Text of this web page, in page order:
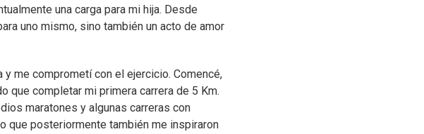
una carga para mi hija. Desde
uno mismo, sino también un acto de amor
me comprometí con el ejercicio. Comencé,
que completar mi primera carrera de 5 Km.
maratones y algunas carreras con
que posteriormente también me inspiraron